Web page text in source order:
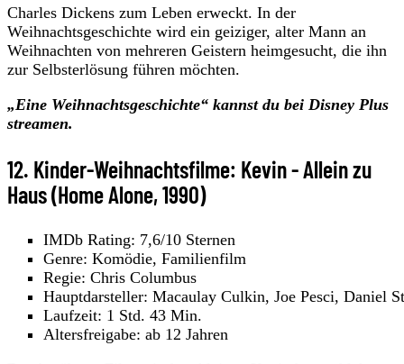
Charles Dickens zum Leben erweckt. In der
Weihnachtsgeschichte wird ein geiziger, alter Mann an
Weihnachten von mehreren Geistern heimgesucht, die ihn
zur Selbsterlösung führen möchten.
„Eine Weihnachtsgeschichte“ kannst du bei Disney Plus
streamen.
12. Kinder-Weihnachtsfilme: Kevin - Allein zu
Haus (Home Alone, 1990)
IMDb Rating: 7,6/10 Sternen
Genre: Komödie, Familienfilm
Regie: Chris Columbus
Hauptdarsteller: Macaulay Culkin, Joe Pesci, Daniel
Laufzeit: 1 Std. 43 Min.
Altersfreigabe: ab 12 Jahren